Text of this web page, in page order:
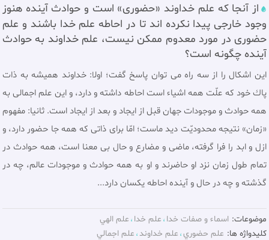
از آنجا كه علم خداوند «حضوری» است و حوادث آينده هنوز
وجود خارجى پيدا نكرده اند تا در احاطه علم خدا باشند و علم
حضورى در مورد معدوم ممكن نيست، علم خداوند به حوادث
آینده چگونه است؟
اين اشكال را از سه راه مى توان پاسخ گفت؛ اولا: خداوند هميشه به ذات
پاك خود كه علّت همه اشياء است احاطه داشته و دارد، و اين علم اجمالى به
همه حوادث و موجودات جهان قبل از ايجاد و بعد از ايجاد است. ثانیا: مفهوم
«زمان» نتيجه محدوديّت ديد ماست؛ امّا براى ذاتى كه همه جا حضور دارد، و
ازل و ابد را فرا گرفته، ماضى و مضارع و حال بى معنا است، همه حوادث در
تمام طول زمان نزد او حاضرند و او به همه حوادث و موجودات عالم، چه در
گذشته و چه در حال و آينده احاطه يكسان دارد...
موضوعات: اسماء و صفات خدا علم خدا علم الهي
کلیدواژه ها: علم حضوري علم خداوند علم اجمالي